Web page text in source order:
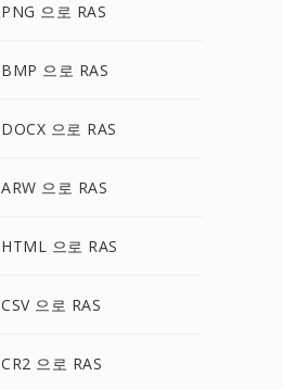
PNG 으로 RAS
BMP 으로 RAS
DOCX 으로 RAS
ARW 으로 RAS
HTML 으로 RAS
CSV 으로 RAS
CR2 으로 RAS